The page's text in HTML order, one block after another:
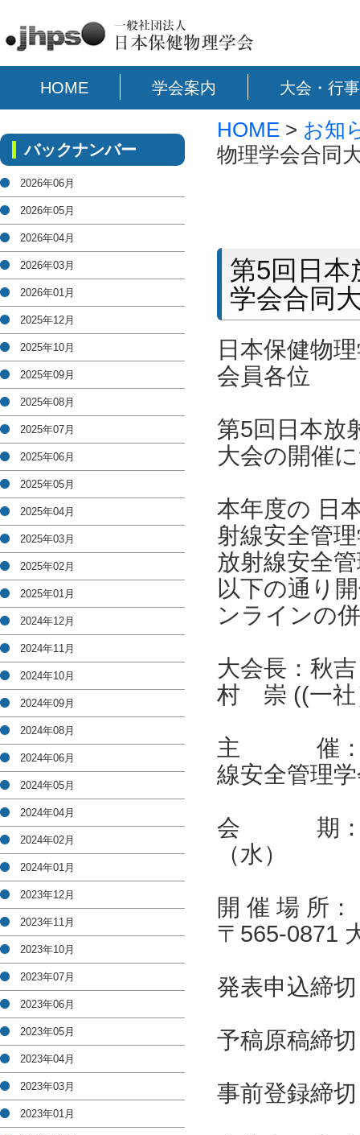
HOME 学会案内 大会・行事
HOME > お知
物理学会合同
第5回日本
学会合同
日本保健物
会員各位
第5回日本放
大会の開催
本年度の 日
射線安全管
放射線安全
以下の通り
ンラインの
大会長：秋
村 崇 ((一社
主 催：(一
線安全管理
会 期：
（水）
開 催 場 所
〒565-0871
発表申込締
予稿原稿締
事前登録締
バックナンバー
2026年06月
2026年05月
2026年04月
2026年03月
2026年01月
2025年12月
2025年10月
2025年09月
2025年08月
2025年07月
2025年06月
2025年05月
2025年04月
2025年03月
2025年02月
2025年01月
2024年12月
2024年11月
2024年10月
2024年09月
2024年08月
2024年06月
2024年05月
2024年04月
2024年02月
2024年01月
2023年12月
2023年11月
2023年10月
2023年07月
2023年06月
2023年05月
2023年04月
2023年03月
2023年01月